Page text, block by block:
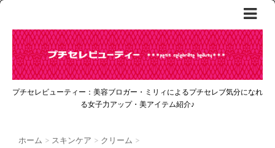
プチセレビューティー：美容ブロガー・ミリィによるプチセレブ気分になれ
る女子力アップ・美アイテム紹介♪
ホーム > スキンケア > クリーム >